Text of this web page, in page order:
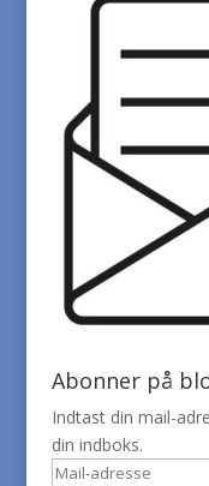
Abonner på
Indtast din mail-
din indboks.
Mail-